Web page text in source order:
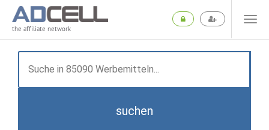
the affiliate network
suchen